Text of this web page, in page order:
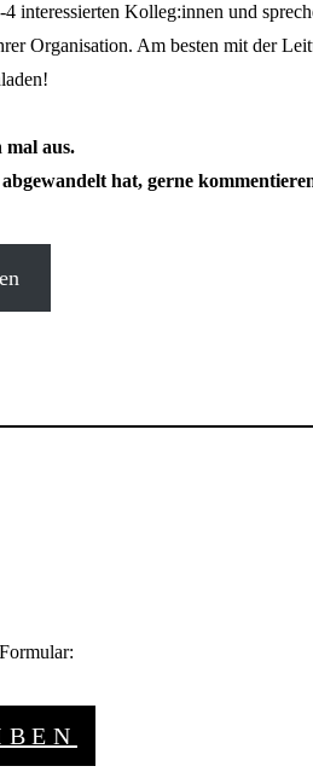
interessierten Kolleg:innen und
Organisation. Am besten mit der
mal aus.
hat, gerne